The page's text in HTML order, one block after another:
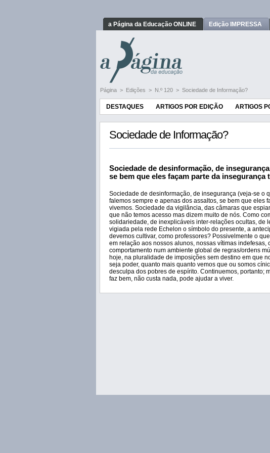
a Página da Educação ONLINE Edição IMPRESSA
Página > Edições > N.º 120 > Sociedade de Informação?
DESTAQUES ARTIGOS POR EDIÇÃO ARTIGOS
Sociedade de Informação?
Sociedade de desinformação, de
se bem que eles façam parte da
Sociedade de desinformação, de insegurança (veja-se o
falemos sempre e apenas dos assaltos, se bem que eles
vivemos. Sociedade da vigilância, das câmaras que
que não temos acesso mas dizem muito de nós. Como
solidariedade, de inexplicáveis inter-relações ocultas, de
vigiada pela rede Echelon o símbolo do presente, a
devemos cultivar, como professores? Possivelmente o
em relação aos nossos alunos, nossas vítimas
comportamento num ambiente global de regras/ordens
hoje, na pluralidade de imposições sem destino em que
seja poder, quanto mais quanto vemos que ou somos
desculpa dos pobres de espírito. Continuemos, portanto;
faz bem, não custa nada, pode ajudar a viver.